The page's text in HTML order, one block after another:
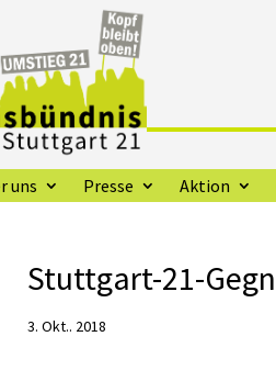
uns Presse Aktion
Stuttgart-21-
3. Okt.. 2018